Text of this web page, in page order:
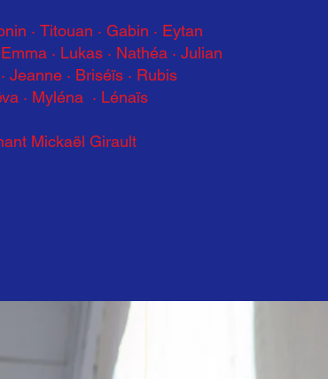
· Titouan · Gabin · Eytan
· Lukas · Nathéa · Julian
· Jeanne · Briséïs · Rubis
· Myléna · Lénaïs
Mickaël Girault